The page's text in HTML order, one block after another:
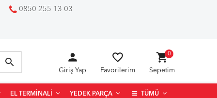
0850 255 13 03
search person
Giriş Yap
favorite_border
Favorilerim
shopping_cart
Sepetim
0
EL TERMINALI YEDEK PARÇA TÜMÜ